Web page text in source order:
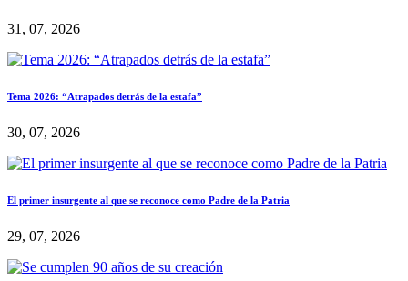
31, 07, 2026
Tema 2026: “Atrapados detrás de la estafa”
30, 07, 2026
El primer insurgente al que se reconoce como Padre de la Patria
29, 07, 2026